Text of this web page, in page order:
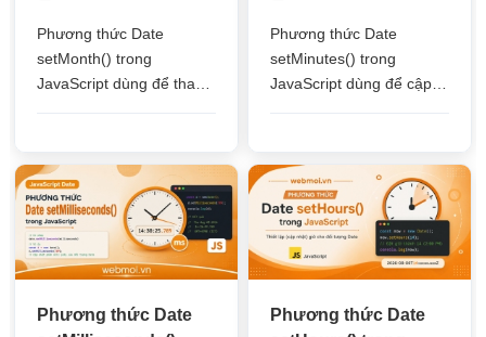
Phương thức Date
setMonth() trong
JavaScript dùng để thay
Phương thức Date
setMinutes() trong
JavaScript dùng để cập
Phương thức Date
Phương thức Date